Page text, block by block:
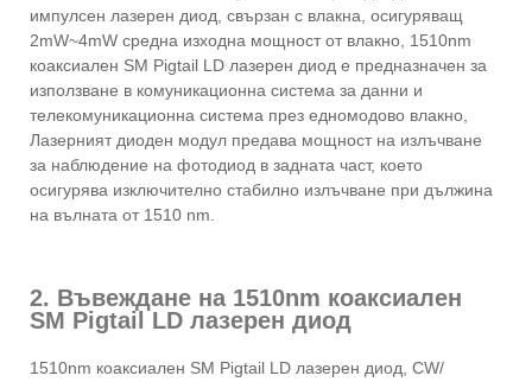
импулсен лазерен диод, свързан с влакна, осигуряващ
2mW~4mW средна изходна мощност от влакно, 1510nm
коаксиален SM Pigtail LD лазерен диод е предназначен за
използване в комуникационна система за данни и
телекомуникационна система през едномодово влакно,
Лазерният диоден модул предава мощност на излъчване
за наблюдение на фотодиод в задната част, което
осигурява изключително стабилно излъчване при дължина
на вълната от 1510 nm.
2. Въвеждане на 1510nm коаксиален
SM Pigtail LD лазерен диод
1510nm коаксиален SM Pigtail LD лазерен диод, CW/